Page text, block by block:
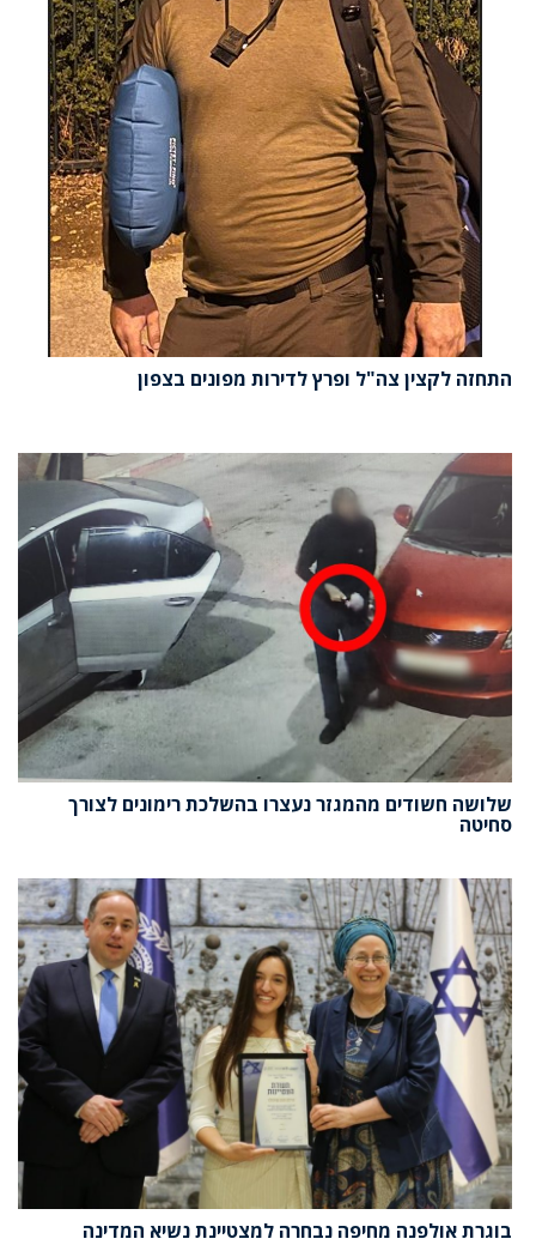
התחזה לקצין צה"ל ופרץ לדירות מפונים בצפון
שלושה חשודים מהמגזר נעצרו בהשלכת רימונים לצורך
סחיטה
בוגרת אולפנה מחיפה נבחרה למצטיינת נשיא המדינה